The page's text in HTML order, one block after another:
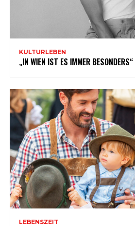
KULTURLEBEN
„IN WIEN IST ES IMMER BESONDERS“
LEBENSZEIT